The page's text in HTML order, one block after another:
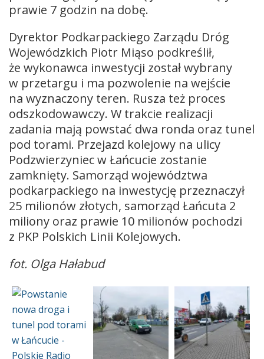
prawie 7 godzin na dobę.
Dyrektor Podkarpackiego Zarządu Dróg
Wojewódzkich Piotr Miąso podkreślił,
że wykonawca inwestycji został wybrany
w przetargu i ma pozwolenie na wejście
na wyznaczony teren. Rusza też proces
odszkodowawczy. W trakcie realizacji
zadania mają powstać dwa ronda oraz tunel
pod torami. Przejazd kolejowy na ulicy
Podzwierzyniec w Łańcucie zostanie
zamknięty. Samorząd województwa
podkarpackiego na inwestycję przeznaczył
25 milionów złotych, samorząd Łańcuta 2
miliony oraz prawie 10 milionów pochodzi
z PKP Polskich Linii Kolejowych.
fot. Olga Hałabud